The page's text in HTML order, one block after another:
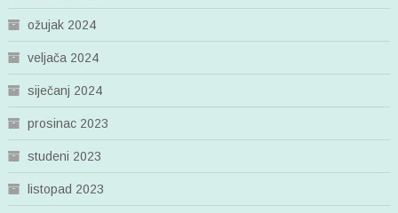
ožujak 2024
veljača 2024
siječanj 2024
prosinac 2023
studeni 2023
listopad 2023